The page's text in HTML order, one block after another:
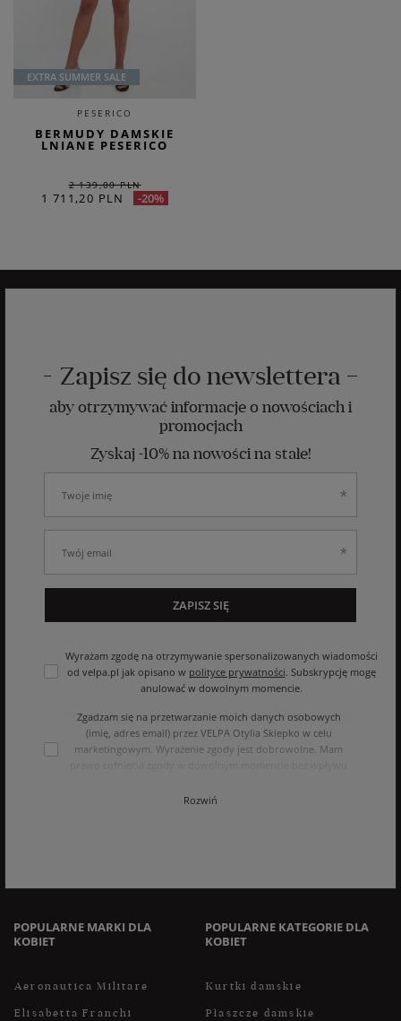
EXTRA SUMMER SALE
PESERICO
BERMUDY DAMSKIE
LNIANE PESERICO
2 139,00 PLN
1 711,20 PLN -20%
Zapisz się do newslettera
aby otrzymywać informacje o nowościach i
promocjach
Zyskaj -10% na nowości na stałe!
Wyrażam zgodę na otrzymywanie spersonalizowanych wiadomości
od velpa.pl jak opisano w polityce prywatności. Subskrypcję mogę
anulować w dowolnym momencie.
Zgadzam się na przetwarzanie moich danych osobowych
(imię, adres email) przez VELPA Otylia Skiepko w celu
marketingowym. Wyrażenie zgody jest dobrowolne. Mam
podstawie zgody przed jej cofnięciem. Mam prawo dostępu
Rozwiń
ZAPISZ SIĘ
POPULARNE MARKI DLA
KOBIET
Aeronautica Militare
Elisabetta Franchi
POPULARNE KATEGORIE DLA
KOBIET
Kurtki damskie
Płaszcze damskie